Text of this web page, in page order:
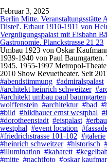
Februar 3, 2025
Berlin Mitte. Veranstaltungsstätte
Distel'. Erbaut 1910-1911 von
Vergnügungspalast mit Eisbahn
Gastronomie. Planckstrasse 21 23
Umbau 1923 von Oskar
1939-1940 von Paul Baumgarten.
1945. 1955-1997 Metropol-
2010 Show Revuetheater. Seit
#abendstimmung #admiralspalast
#architekt heinrich schweitzer
#architekt umbau paul baumgarten
wolffenstein #architektur #bad
#bild #bildhauer ernst westphal
#dorotheenstadt #eispalast
westphal #event location
#friedrichstrasse 101-102 #galerie
#heinrich schweitzer #historisch
#illumination #kabarett
#mitte #nachtfoto #oskar